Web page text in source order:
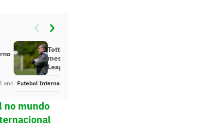
ano
Tottenham demite treinador
mesmo após título da Europa
League
Futebol Internacional
no mundo